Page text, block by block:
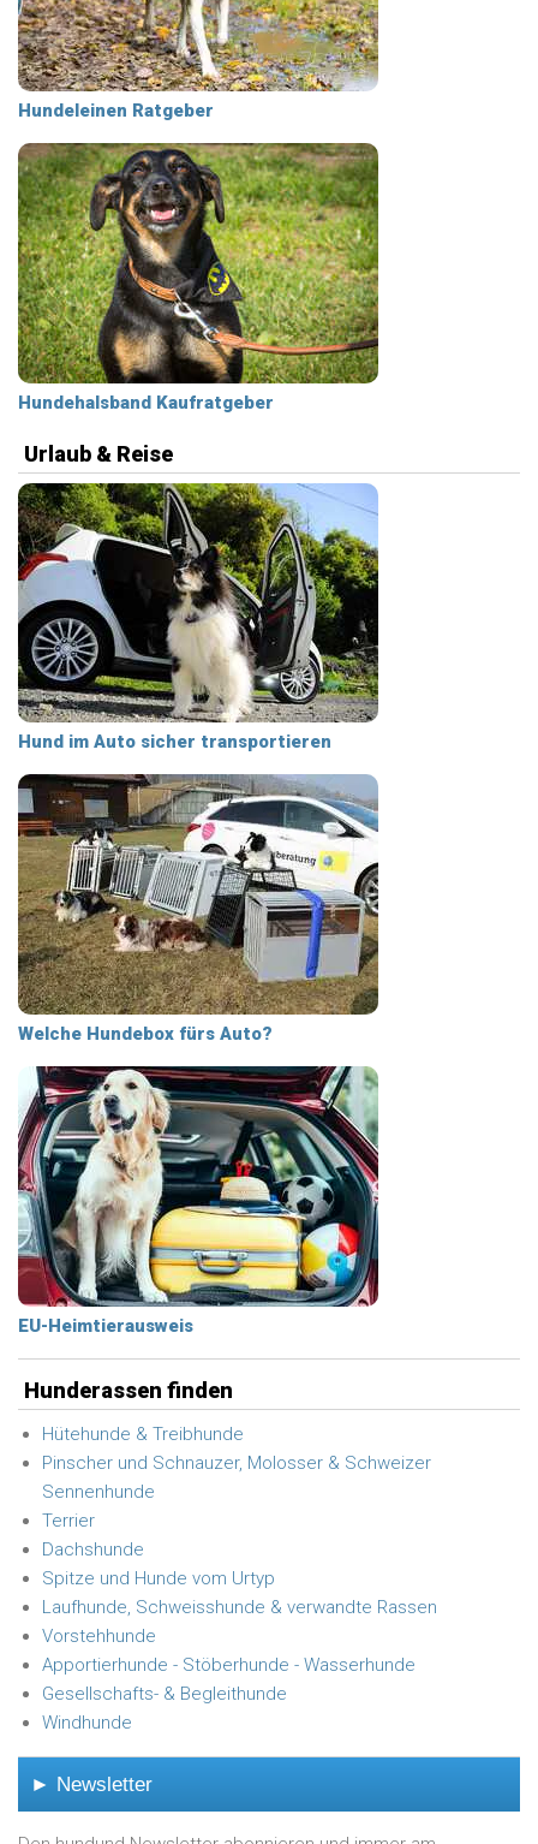
Hundeleinen Ratgeber
Hundehalsband Kaufratgeber
Urlaub & Reise
Hund im Auto sicher transportieren
Welche Hundebox fürs Auto?
EU-Heimtierausweis
Hunderassen finden
Hütehunde & Treibhunde
Pinscher und Schnauzer, Molosser & Schweizer
Sennenhunde
Terrier
Dachshunde
Spitze und Hunde vom Urtyp
Laufhunde, Schweisshunde & verwandte Rassen
Vorstehhunde
Apportierhunde - Stöberhunde - Wasserhunde
Gesellschafts- & Begleithunde
Windhunde
► Newsletter